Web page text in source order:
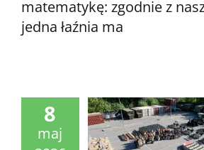
matematykę: zgodnie z
jedna łaźnia ma
8
maj